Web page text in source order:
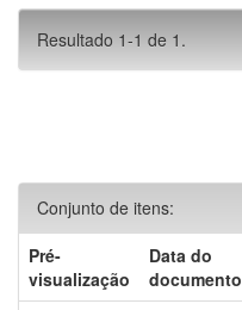
Resultado 1-1 de 1.
Conjunto de itens:
Pré-
visualização
Data do
documento